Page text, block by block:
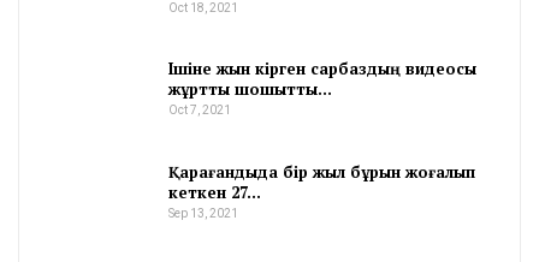
Oct 18, 2021
Ішіне жын кірген сарбаздың видеосы
жұртты шошытты…
Oct 7, 2021
Қарағандыда бір жыл бұрын жоғалып
кеткен 27…
Sep 13, 2021